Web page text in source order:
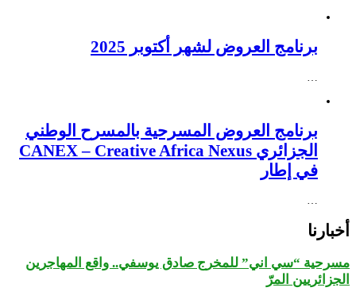
برنامج العروض لشهر أكتوبر 2025
برنامج العروض المسرحية بالمسرح الوطني
الجزائري CANEX – Creative Africa Nexus
في إطار
…
أخبارنا
مسرحية “سي اني” للمخرج صادق يوسفي.. واقع المهاجرين
الجزائريين المرّ